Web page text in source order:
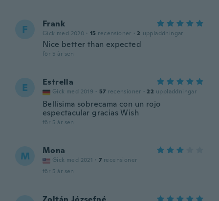
F Frank
Gick med 2020 · 15 recensioner · 2 uppladdningar
Nice better than expected
för 5 år sen
E Estrella
Gick med 2019 · 57 recensioner · 22 uppladdningar
Bellísima sobrecama con un rojo
espectacular gracias Wish
för 5 år sen
M Mona
Gick med 2021 · 7 recensioner
för 5 år sen